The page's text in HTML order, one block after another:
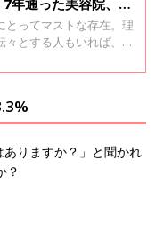
年通った美容院、席
レ」これってどう
と
とってマストな存在。理
とする人もいれば、同
と思いきや突然「もうい
もに、美容室あるある
を紹介します。
りますか？」と聞かれ
？